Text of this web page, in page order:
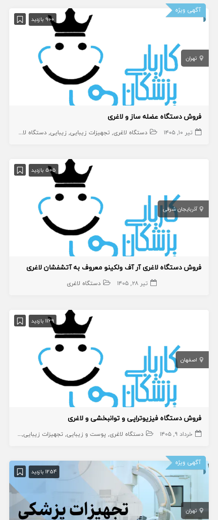
آگهی ویژه
900 بازدید
تهران
فروش دستگاه عضله ساز و لاغری
تیر ۱۰, ۱۴۰۵ دستگاه لاغری تجهیزات زیبایی زیبایی دستگاه لاغری
505 بازدید
آذربایجان شرقی
فروش دستگاه لاغری آر آف ولکینو معروف به آتشفشان لاغری
تیر ۲۸, ۱۴۰۵ دستگاه لاغری
1169 بازدید
اصفهان
فروش دستگاه فیزیوتراپی و توانبخشی و لاغری
خرداد ۹, ۱۴۰۵ دستگاه لاغری پوست و زیبایی تجهیزات زیبایی دستگاه
آگهی ویژه
1254 بازدید
تهران